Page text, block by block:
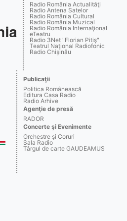
Radio România Actualităţi
Radio Antena Satelor
Radio România Cultural
Radio România Muzical
Radio România Internaţional
eTeatru
Radio 3Net "Florian Pitiş"
Teatrul Naţional Radiofonic
Radio Chişinău
Publicaţii
Politica Românească
Editura Casa Radio
Radio Arhive
Agenţie de presă
RADOR
Concerte şi Evenimente
Orchestre şi Coruri
Sala Radio
Târgul de carte GAUDEAMUS